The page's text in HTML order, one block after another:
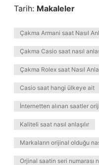
Tarih: Makaleler
Çakma Armani saat Nasıl
Çakma Casio saat nasıl
Çakma Rolex saat Nasıl
Casio saat hangi ülkeye ait
İnternetten alınan saatler
Kaliteli saat nasıl anlaşılır
Markaların orijinal olduğu
Orjinal saatin seri numarası